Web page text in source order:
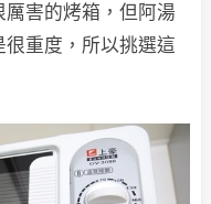
害的烤箱，但阿湯
重度，所以挑選這